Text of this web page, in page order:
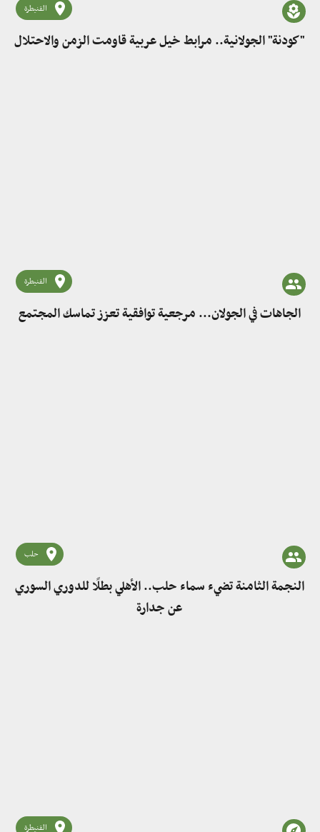
القنيطرة
"كودنة" الجولانية.. مرابط خيل عربية قاومت الزمن والاحتلال
القنيطرة
الجاهات في الجولان... مرجعية توافقية تعزز تماسك المجتمع
حلب
النجمة الثامنة تضيء سماء حلب.. الأهلي بطلًا للدوري السوري
عن جدارة
القنيطرة